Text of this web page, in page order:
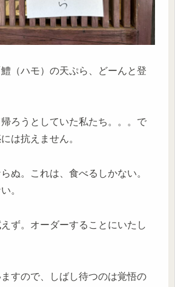
（ハモ）の天ぷら、どーんと登
ろうとしていた私たち。。。で
は抗えません。
ぬ。これは、食べるしかない。
。
ず。オーダーすることにいたし
すので、しばし待つのは覚悟の